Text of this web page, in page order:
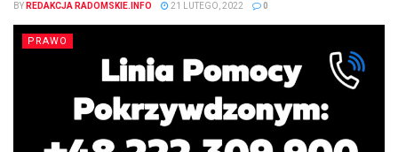
BY REDAKCJA RADOMSKIE.INFO 21 LUTEGO, 2022 0
PRAWO